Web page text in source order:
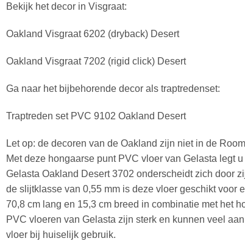
Bekijk het decor in Visgraat:
Oakland Visgraat 6202 (dryback) Desert
Oakland Visgraat 7202 (rigid click) Desert
Ga naar het bijbehorende decor als traptredenset:
Traptreden set PVC 9102 Oakland Desert
Let op: de decoren van de Oakland zijn niet in de
Met deze hongaarse punt PVC vloer van Gelasta legt
Gelasta Oakland Desert 3702 onderscheidt zich door
de slijtklasse van 0,55 mm is deze vloer geschikt voor
70,8 cm lang en 15,3 cm breed in combinatie met het
PVC vloeren van Gelasta zijn sterk en kunnen veel
vloer bij huiselijk gebruik.